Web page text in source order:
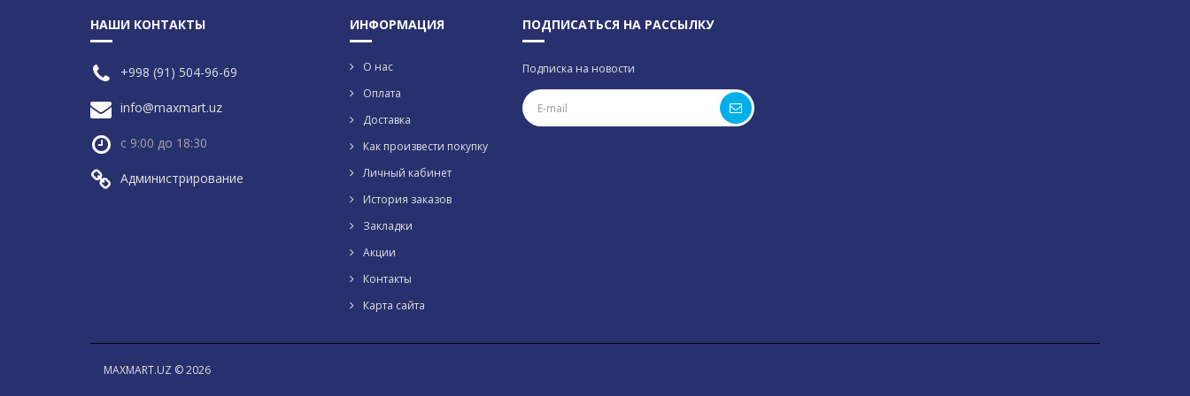
НАШИ КОНТАКТЫ
+998 (91) 504-96-69
info@maxmart.uz
с 9:00 до 18:30
Администрирование
ИНФОРМАЦИЯ
О нас
Оплата
Доставка
Как произвести покупку
Личный кабинет
История заказов
Закладки
Акции
Контакты
Карта сайта
ПОДПИСАТЬСЯ НА РАССЫЛКУ
Подписка на новости
MAXMART.UZ © 2026